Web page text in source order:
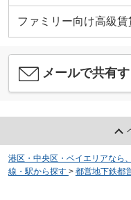
ファミリー向け高級
メールで共有
港区・中央区・ベイエリアなら
線・駅から探す > 都営地下鉄都